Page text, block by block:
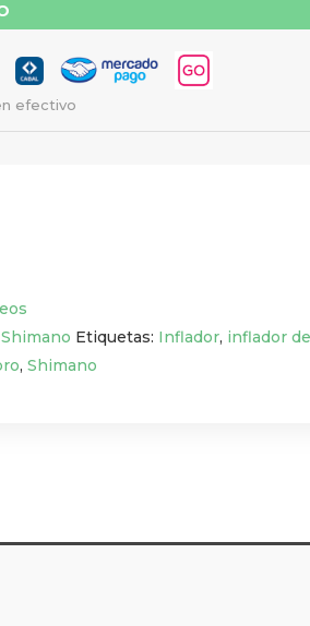
Shimano Etiquetas: Inflador, inflador
, Shimano
efectivo